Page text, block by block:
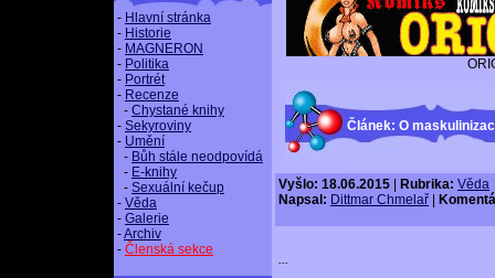
- Hlavní stránka
- Historie
- MAGNERON
- Politika
- Portrét
- Recenze
- Chystané knihy
- Sekyroviny
- Umění
- Bůh stále neodpovídá
- E-knihy
- Sexuální kečup
- Věda
- Galerie
-Archiv
- Členská sekce
Článek: O
Vyšlo: 18.06.2015 Rubrika: Věda
Napsal: Dittmar Chmelař
...